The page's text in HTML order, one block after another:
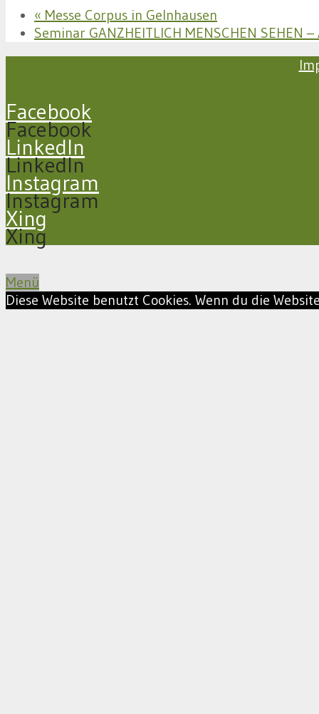
« Messe Corpus in Gelnhausen
Seminar GANZHEITLICH MENSCHEN SEHEN
Facebook
Facebook
LinkedIn
LinkedIn
Instagram
Instagram
Xing
Xing
Menü
Diese Website benutzt Cookies. Wenn du die